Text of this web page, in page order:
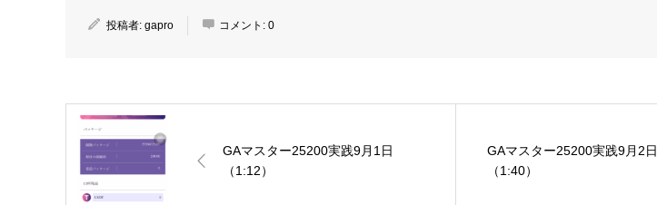
投稿者: gapro コメント: 0
GAマスター25200実践9月1日
（1:12）
GAマスター25200実践9月2日
（1:40）